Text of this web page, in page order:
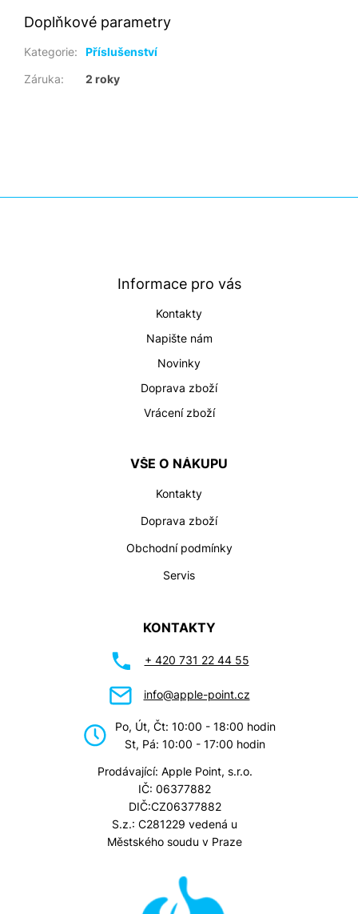
Doplňkové parametry
Kategorie:
Příslušenství
Záruka: 2 roky
Informace pro vás
Kontakty
Napište nám
Novinky
Doprava zboží
Vrácení zboží
VŠE O NÁKUPU
Kontakty
Doprava zboží
Obchodní podmínky
Servis
KONTAKTY
+ 420 731 22 44 55
info@apple-point.cz
Po, Út, Čt: 10:00 - 18:00 hodin
St, Pá: 10:00 - 17:00 hodin
Prodávající: Apple Point, s.r.o.
IČ: 06377882
DIČ:CZ06377882
S.z.: C281229 vedená u
Městského soudu v Praze